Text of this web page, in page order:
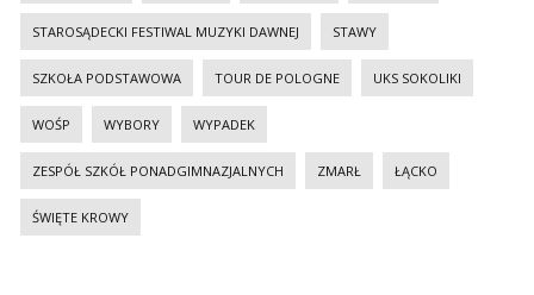
STAROSĄDECKI FESTIWAL MUZYKI DAWNEJ STAWY
SZKOŁA PODSTAWOWA TOUR DE POLOGNE UKS SOKOLIKI
WOŚP WYBORY WYPADEK
ZESPÓŁ SZKÓŁ PONADGIMNAZJALNYCH ZMARŁ ŁĄCKO
ŚWIĘTE KROWY